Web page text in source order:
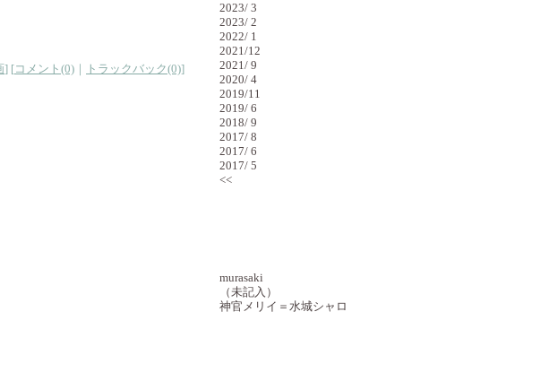
] [コメント(0) ｜ トラックバック(0)]
2023/ 3
2023/ 2
2022/ 1
2021/12
2021/ 9
2020/ 4
2019/11
2019/ 6
2018/ 9
2017/ 8
2017/ 6
2017/ 5
<<
murasaki
（未記入）
神官メリイ＝水城シャロ